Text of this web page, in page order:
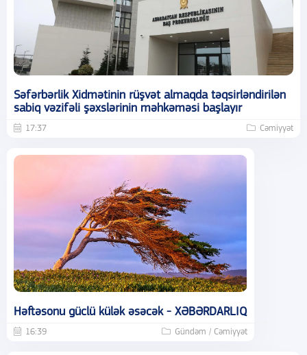
Səfərbərlik Xidmətinin rüşvət almaqda təqsirləndirilən
sabiq vəzifəli şəxslərinin məhkəməsi başlayır
17:37 Cəmiyyət
Həftəsonu güclü külək əsəcək - XƏBƏRDARLIQ
16:39 Gündəm / Cəmiyyət